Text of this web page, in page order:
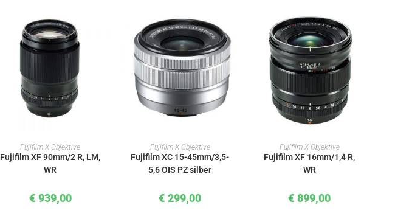
IN DEN WARENKORB
Fujifilm X Objektive
Fujifilm XF 90mm/2 R, LM,
WR
€ 939,00
IN DEN WARENKORB
Fujifilm X Objektive
Fujifilm XC 15-45mm/3,5-
5,6 OIS PZ silber
€ 299,00
IN DEN WARENKORB
Fujifilm X Objektive
Fujifilm XF 16mm/1,4 R,
WR
€ 899,00